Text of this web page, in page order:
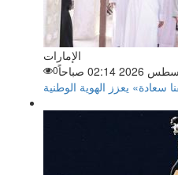
الإمارات
0
سعادة» يعزز الهوية الوطنية